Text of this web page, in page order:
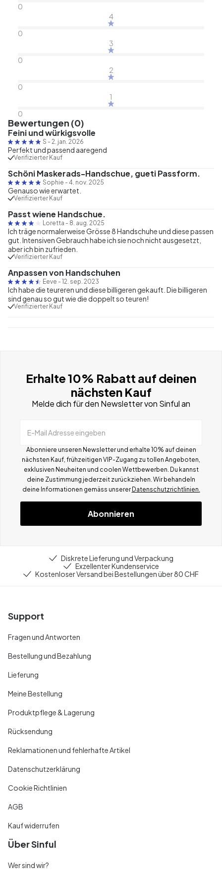
0
4
0
3
0
2
0
1
0
Bewertungen (0)
Feini und würkigsvolle
S - 2. jan. 2026
Perfekt und passend aaregend
Verifizierter Kauf
Schöni Maskerads-Handschue, gueti Passform.
Sophie - 4. nov. 2025
Genauso wie erwartet.
Verifizierter Kauf
Passt wiene Handschue.
Loretta - 8. aug. 2025
Ich träge normalerweise Grösse 8 Handschuhe und diese passen
gut. Intensiven Gebrauch habe ich sie noch nicht ausgesetzt,
aber ich bin zufrieden.
Verifizierter Kauf
Anpassen von Handschuhen
Eeve - 12. sep. 2023
Ich habe die teureren und diese billigeren gekauft. Die billigeren
sind genau so gut wie die doppelt so teuren!
Verifizierter Kauf
Erhalte 10% Rabatt auf deinen
nächsten Kauf
Melde dich für den Newsletter von Sinful an
E-Mail Adresse eingeben
Abonniere unseren Newsletter und erhalte 10% auf deinen
nächsten Kauf, frühzeitigen VIP-Zugang zu tollen Angeboten,
exklusiven Neuheiten und coolen Wettbewerben. Du kannst
deine Zustimmung jederzeit zurückziehen. Wir behandeln
deine Informationen gemäss unserer Datenschutzrichtlinien.
Abonnieren
Diskrete Lieferung und Verpackung
Exzellenter Kundenservice
Kostenloser Versand bei Bestellungen über 80 CHF
Support
Fragen und Antworten
Bestellung und Bezahlung
Lieferung
Meine Bestellung
Produktpflege & Lagerung
Rücksendung
Reklamationen und fehlerhafte Artikel
Datenschutzerklärung
Cookie Richtlinien
AGB
Kauf widerrufen
Über Sinful
Wer sind wir?